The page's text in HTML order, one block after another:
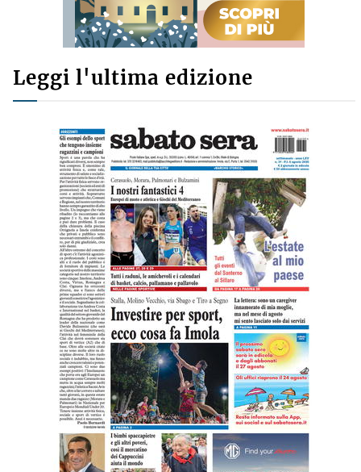
Leggi l'ultima edizione